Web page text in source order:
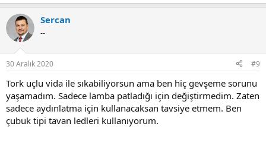
Sercan
--
30 Aralık 2020 #9
Tork uçlu vida ile sıkabiliyorsun ama ben hiç gevşeme sorunu
yaşamadım. Sadece lamba patladığı için değiştirmedim. Zaten
sadece aydınlatma için kullanacaksan tavsiye etmem. Ben
çubuk tipi tavan ledleri kullanıyorum.